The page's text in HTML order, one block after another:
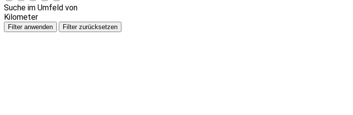
Suche im Umfeld von
Kilometer
Filter anwenden Filter zurücksetzen